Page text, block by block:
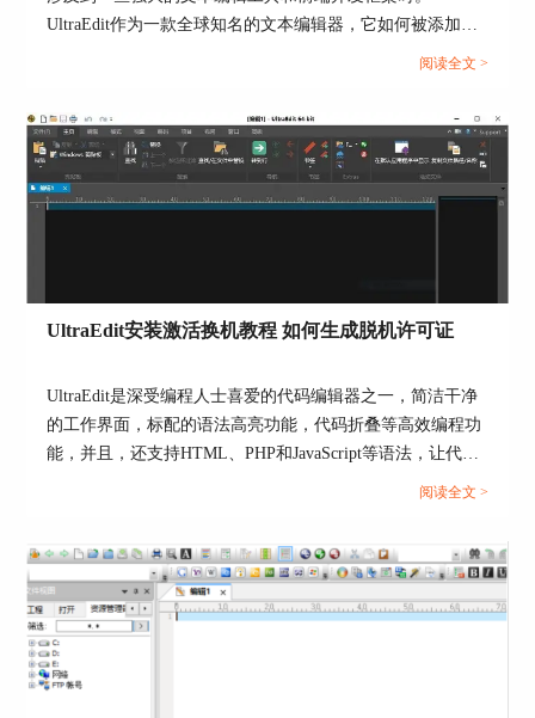
3、其他布局
除了以上介绍的两种窗口，还有“平衡”和“精简”布
样，这里就不多赘述。
4、切换主题
切换主题的按钮也在“布局”菜单中，我们首先点
UltraEdit作为一款全球知名的文本编辑器，它如何被添加到
右键菜单？又如何在Vue中自定义右键菜单？这些问题都是
UltraEdit菜单的好处。...
阅读全文 >
UltraEdit安装激活换机教程 如何生成脱机许可证
UltraEdit是深受编程人士喜爱的代码编辑器之一，简洁干净
的工作界面，标配的语法高亮功能，代码折叠等高效编程功
能，并且，还支持HTML、PHP和JavaScript等语法，让代码
阅读全文 >